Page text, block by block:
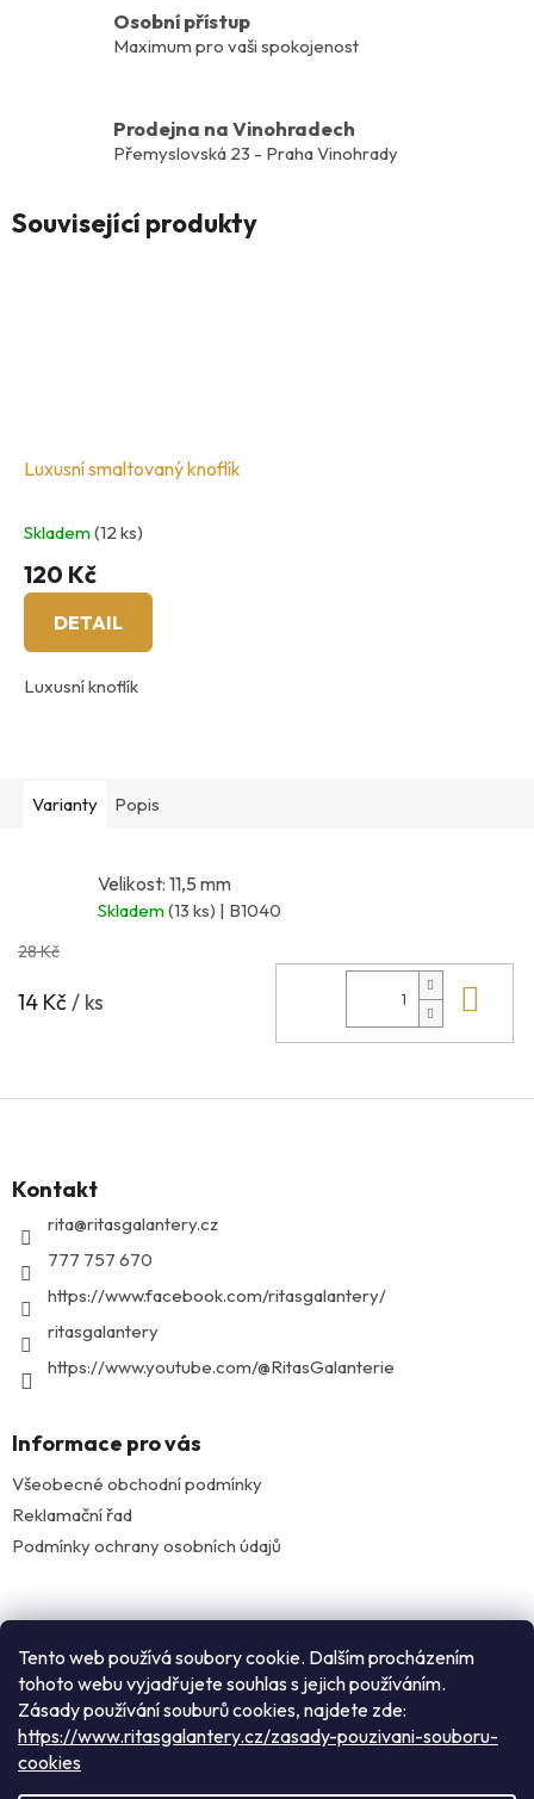
Tento web používá soubory cookie. Dalším procházením
tohoto webu vyjadřujete souhlas s jejich používáním.
Zásady používání souburů cookies, najdete zde:
https://www.ritasgalantery.cz/zasady-pouzivani-souboru-
cookies
Osobní přístup
Maximum pro vaši spokojenost
Prodejna na Vinohradech
Přemyslovská 23 - Praha Vinohrady
Související produkty
Luxusní smaltovaný knoflík
Skladem(12 ks)
120 Kč
DETAIL
Luxusní knoflík
Varianty Popis
Velikost: 11,5 mm
Skladem(13 ks) | B1040
28 Kč
14 Kč/ ks
Z
aKontakt
rita@ritasgalantery.cz
777 757 670
https://www.facebook.com/ritasgalantery/
ritasgalantery
https://www.youtube.com/@RitasGalanterie
Informace pro vás
Všeobecné obchodní podmínky
Reklamační řad
Podmínky ochrany osobních údajů
Instagram